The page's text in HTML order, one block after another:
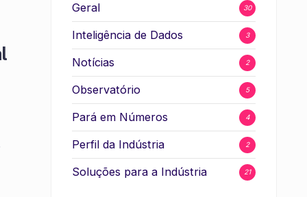
Geral 30
Inteligência de Dados 3
Notícias 2
Observatório 5
Pará em Números 4
Perfil da Indústria 2
Soluções para a Indústria 21